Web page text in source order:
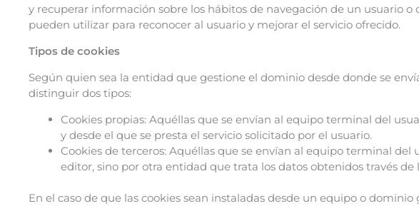
y recuperar información sobre los hábitos de navegación de un usuario
pueden utilizar para reconocer al usuario y mejorar el servicio ofrecido.
Tipos de cookies
Según quien sea la entidad que gestione el dominio desde donde se
distinguir dos tipos:
Cookies propias: Aquéllas que se envían al equipo terminal del
y desde el que se presta el servicio solicitado por el usuario.
Cookies de terceros: Aquéllas que se envían al equipo terminal
editor, sino por otra entidad que trata los datos obtenidos través de
En el caso de que las cookies sean instaladas desde un equipo o